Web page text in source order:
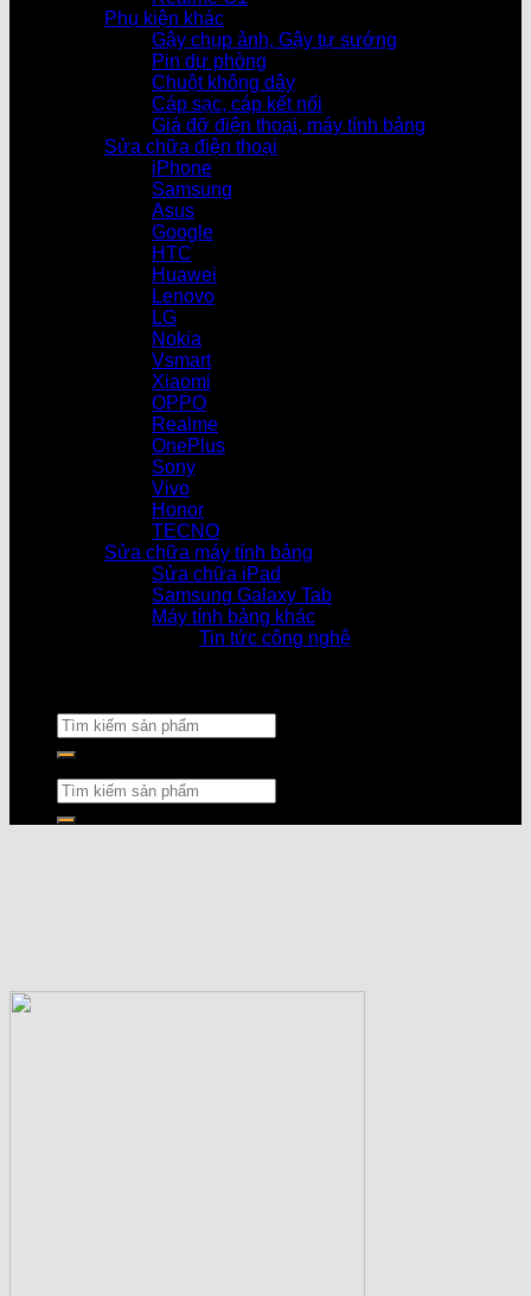
Phụ kiện khác
Gậy chụp ảnh, Gậy tự sướng
Pin dự phòng
Chuột không dây
Cáp sạc, cáp kết nối
Giá đỡ điện thoại, máy tính bảng
Sửa chữa điện thoại
iPhone
Samsung
Asus
Google
HTC
Huawei
Lenovo
LG
Nokia
Vsmart
Xiaomi
OPPO
Realme
OnePlus
Sony
Vivo
Honor
TECNO
Sửa chữa máy tính bảng
Sửa chữa iPad
Samsung Galaxy Tab
Máy tính bảng khác
Tin tức công nghệ